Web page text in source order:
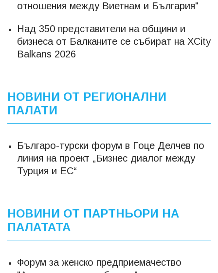
отношения между Виетнам и България"
Над 350 представители на общини и
бизнесa от Балканите се събират на XCity
Balkans 2026
НОВИНИ ОТ РЕГИОНАЛНИ
ПАЛАТИ
Българо-турски форум в Гоце Делчев по
линия на проект „Бизнес диалог между
Турция и ЕС“
НОВИНИ ОТ ПАРТНЬОРИ НА
ПАЛАТАТА
Форум за женско предприемачество